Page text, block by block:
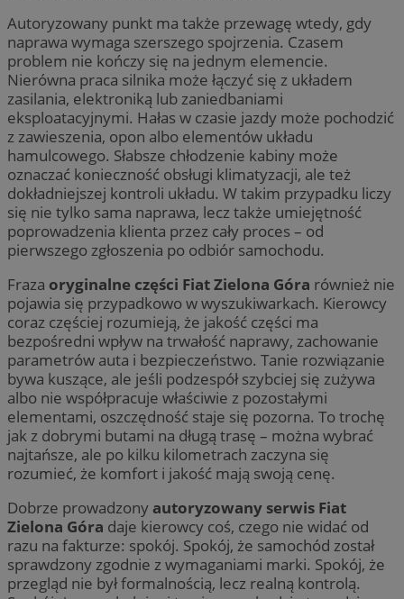
Autoryzowany punkt ma także przewagę wtedy, gdy
naprawa wymaga szerszego spojrzenia. Czasem
problem nie kończy się na jednym elemencie.
Nierówna praca silnika może łączyć się z układem
zasilania, elektroniką lub zaniedbaniami
eksploatacyjnymi. Hałas w czasie jazdy może pochodzić
z zawieszenia, opon albo elementów układu
hamulcowego. Słabsze chłodzenie kabiny może
oznaczać konieczność obsługi klimatyzacji, ale też
dokładniejszej kontroli układu. W takim przypadku liczy
się nie tylko sama naprawa, lecz także umiejętność
poprowadzenia klienta przez cały proces – od
pierwszego zgłoszenia po odbiór samochodu.
Fraza oryginalne części Fiat Zielona Góra również nie
pojawia się przypadkowo w wyszukiwarkach. Kierowcy
coraz częściej rozumieją, że jakość części ma
bezpośredni wpływ na trwałość naprawy, zachowanie
parametrów auta i bezpieczeństwo. Tanie rozwiązanie
bywa kuszące, ale jeśli podzespół szybciej się zużywa
albo nie współpracuje właściwie z pozostałymi
elementami, oszczędność staje się pozorna. To trochę
jak z dobrymi butami na długą trasę – można wybrać
najtańsze, ale po kilku kilometrach zaczyna się
rozumieć, że komfort i jakość mają swoją cenę.
Dobrze prowadzony autoryzowany serwis Fiat
Zielona Góra daje kierowcy coś, czego nie widać od
razu na fakturze: spokój. Spokój, że samochód został
sprawdzony zgodnie z wymaganiami marki. Spokój, że
przegląd nie był formalnością, lecz realną kontrolą.